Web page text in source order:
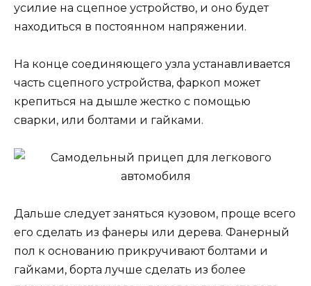
усилие на сцепное устройство, и оно будет
находиться в постоянном напряжении.
На конце соединяющего узла устанавливается
часть сцепного устройства, фаркоп может
крепиться на дышле жестко с помощью
сварки, или болтами и гайками.
Дальше следует заняться кузовом, проще всего
его сделать из фанеры или дерева. Фанерный
пол к основанию прикручивают болтами и
гайками, борта лучше сделать из более